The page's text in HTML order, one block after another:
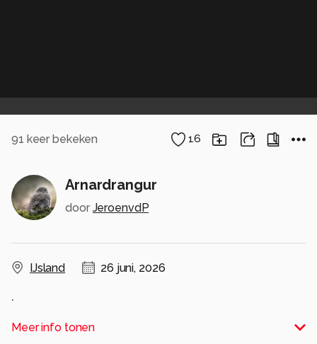
91 keer bekeken 16
Arnardrangur
door JeroenvdP
IJsland 26 juni, 2026
.
Alle rechten voorbehouden
Meer info tonen